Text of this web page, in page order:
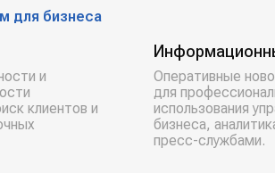
для бизнеса
и
клиентов и
Оперативные
для
использования
бизнеса,
пресс-службами.